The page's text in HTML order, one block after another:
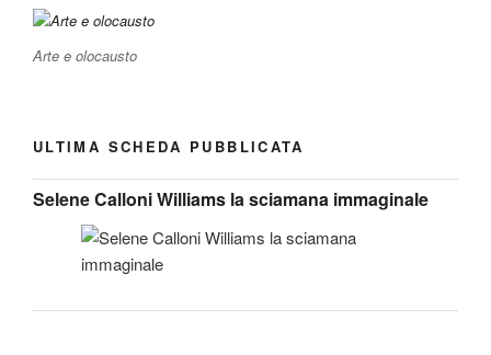
Arte e olocausto
ULTIMA SCHEDA PUBBLICATA
Selene Calloni Williams la sciamana immaginale